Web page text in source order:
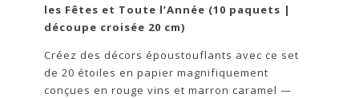
les Fêtes et Toute l’Année (10 paquets |
découpe croisée 20 cm)
Créez des décors époustouflants avec ce set
de 20 étoiles en papier magnifiquement
conçues en rouge vins et marron caramel —